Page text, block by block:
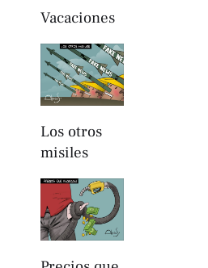
Vacaciones
Los otros
misiles